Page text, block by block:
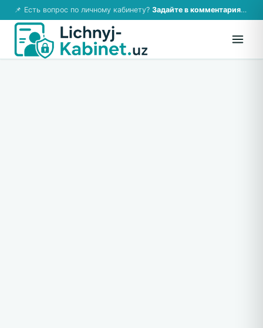
📌 Есть вопрос по личному кабинету? Задайте в комментариях — ответим!